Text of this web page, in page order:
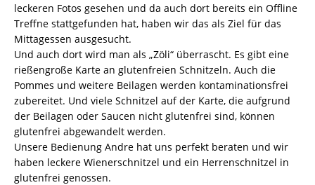
leckeren Fotos gesehen und da auch dort bereits ein Offline
Treffne stattgefunden hat, haben wir das als Ziel für das
Mittagessen ausgesucht.
Und auch dort wird man als „Zöli“ überrascht. Es gibt eine
rießengroße Karte an glutenfreien Schnitzeln. Auch die
Pommes und weitere Beilagen werden kontaminationsfrei
zubereitet. Und viele Schnitzel auf der Karte, die aufgrund
der Beilagen oder Saucen nicht glutenfrei sind, können
glutenfrei abgewandelt werden.
Unsere Bedienung Andre hat uns perfekt beraten und wir
haben leckere Wienerschnitzel und ein Herrenschnitzel in
glutenfrei genossen.